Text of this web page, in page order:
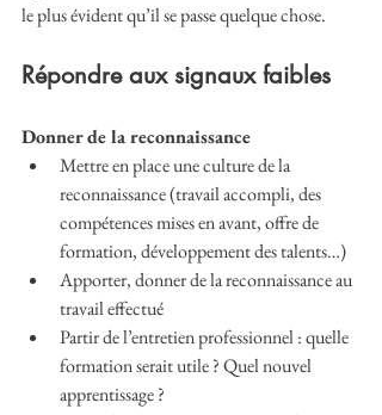
le plus évident qu’il se passe quelque chose.
Répondre aux signaux faibles
Donner de la reconnaissance
Mettre en place une culture de la
reconnaissance (travail accompli, des
compétences mises en avant, offre de
formation, développement des talents…)
Apporter, donner de la reconnaissance au
travail effectué
Partir de l’entretien professionnel : quelle
formation serait utile ? Quel nouvel
apprentissage ?